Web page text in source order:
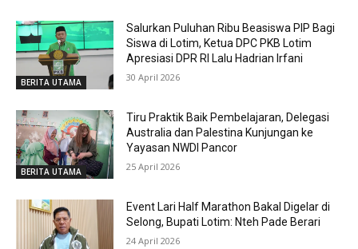
BERITA UTAMA
Salurkan Puluhan Ribu Beasiswa PIP Bagi
Siswa di Lotim, Ketua DPC PKB Lotim
Apresiasi DPR RI Lalu Hadrian Irfani
30 April 2026
BERITA UTAMA
Tiru Praktik Baik Pembelajaran, Delegasi
Australia dan Palestina Kunjungan ke
Yayasan NWDI Pancor
25 April 2026
Event Lari Half Marathon Bakal Digelar di
Selong, Bupati Lotim: Nteh Pade Berari
24 April 2026